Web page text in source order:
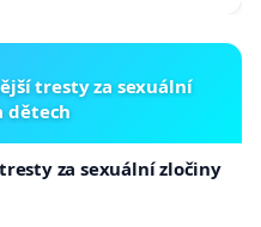
tresty za sexuální
dětech
za sexuální zločiny